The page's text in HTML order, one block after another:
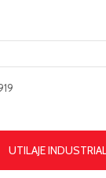
UTILAJE